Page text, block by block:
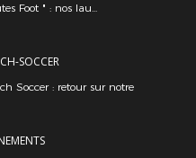
Foot " : nos lau...
SOCCER
Soccer : retour sur notre